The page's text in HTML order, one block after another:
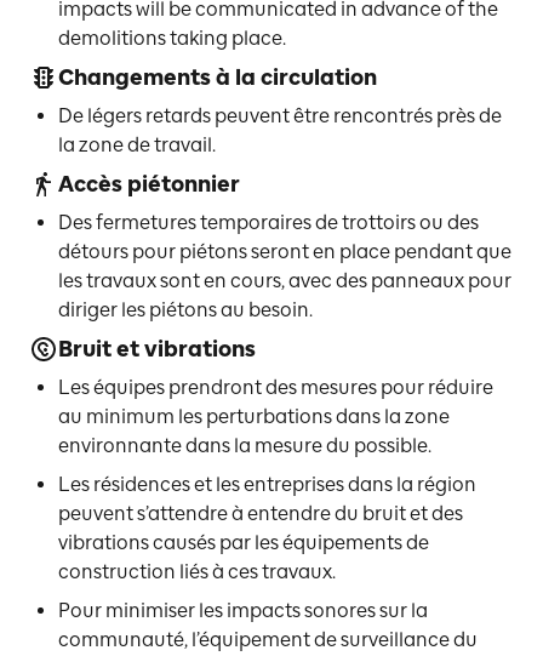
impacts will be communicated in advance of the
demolitions taking place.
Changements à la circulation
De légers retards peuvent être rencontrés près de
la zone de travail.
Accès piétonnier
Des fermetures temporaires de trottoirs ou des
détours pour piétons seront en place pendant que
les travaux sont en cours, avec des panneaux pour
diriger les piétons au besoin.
Bruit et vibrations
Les équipes prendront des mesures pour réduire
au minimum les perturbations dans la zone
environnante dans la mesure du possible.
Les résidences et les entreprises dans la région
peuvent s’attendre à entendre du bruit et des
vibrations causés par les équipements de
construction liés à ces travaux.
Pour minimiser les impacts sonores sur la
communauté, l’équipement de surveillance du